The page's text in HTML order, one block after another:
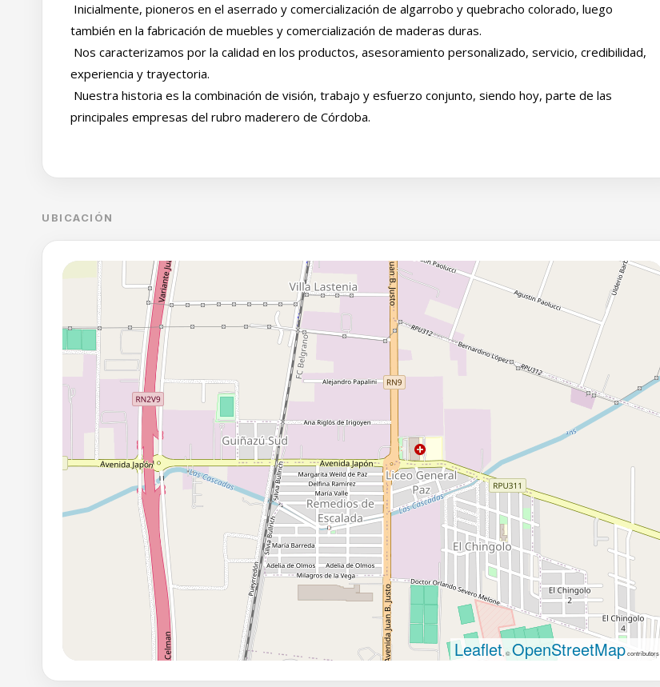
Inicialmente, pioneros en el aserrado y comercialización de algarrobo y quebracho colorado, luego
también en la fabricación de muebles y comercialización de maderas duras.
Nos caracterizamos por la calidad en los productos, asesoramiento personalizado, servicio, credibilidad,
experiencia y trayectoria.
Nuestra historia es la combinación de visión, trabajo y esfuerzo conjunto, siendo hoy, parte de las
principales empresas del rubro maderero de Córdoba.
UBICACIÓN
Leaflet, ©OpenStreetMapcontributors